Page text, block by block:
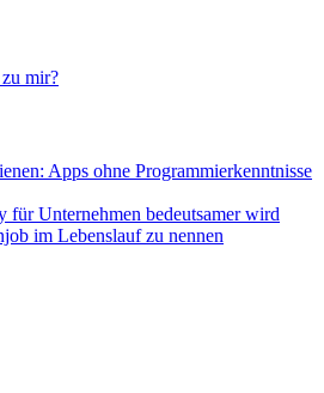
mir?
Apps ohne Programmierkenntnisse
für Unternehmen bedeutsamer wird
im Lebenslauf zu nennen